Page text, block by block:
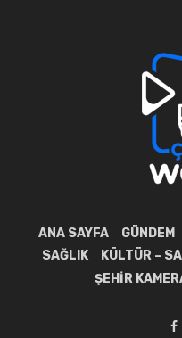
ANA SAYFA GÜNDEM
SAĞLIK
KÜLTÜR –
ŞEHIR